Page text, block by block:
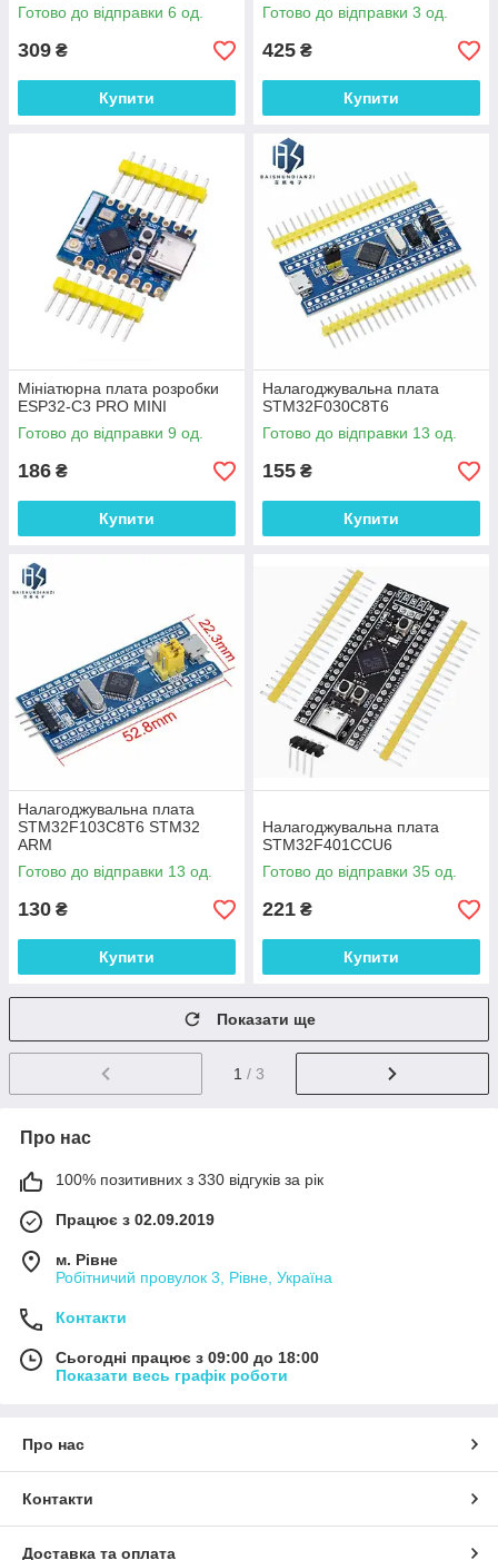
Готово до відправки 6 од.
309 ₴
Купити
Готово до відправки 3 од.
425 ₴
Купити
Мініатюрна плата розробки
ESP32-C3 PRO MINI
Готово до відправки 9 од.
186 ₴
Купити
Налагоджувальна плата
STM32F030C8T6
Готово до відправки 13 од.
155 ₴
Купити
Налагоджувальна плата
STM32F103C8T6 STM32
ARM
Готово до відправки 13 од.
130 ₴
Купити
Налагоджувальна плата
STM32F401CCU6
Готово до відправки 35 од.
221 ₴
Купити
Показати ще
1 / 3
Про нас
100% позитивних з 330 відгуків за рік
Працює з 02.09.2019
м. Рівне
Робітничий провулок 3, Рівне, Україна
Контакти
Сьогодні працює з 09:00 до 18:00
Показати весь графік роботи
Про нас
Контакти
Доставка та оплата